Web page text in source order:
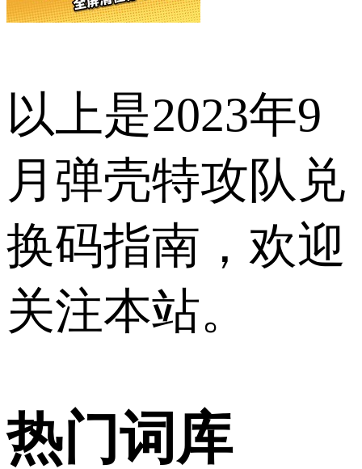
以上是2023年9
月弹壳特攻队兑
换码指南，欢迎
关注本站。
热门词库